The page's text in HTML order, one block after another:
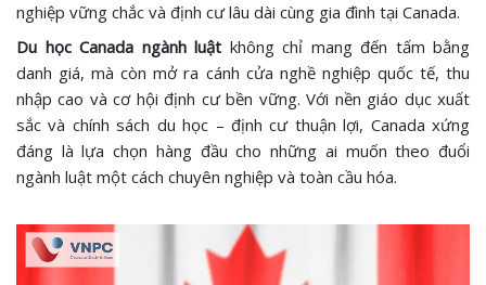
nghiệp vững chắc và định cư lâu dài cùng gia đình tại Canada.
Du học Canada ngành luật không chỉ mang đến tấm bằng
danh giá, mà còn mở ra cánh cửa nghề nghiệp quốc tế, thu
nhập cao và cơ hội định cư bền vững. Với nền giáo dục xuất
sắc và chính sách du học – định cư thuận lợi, Canada xứng
đáng là lựa chọn hàng đầu cho những ai muốn theo đuổi
ngành luật một cách chuyên nghiệp và toàn cầu hóa.